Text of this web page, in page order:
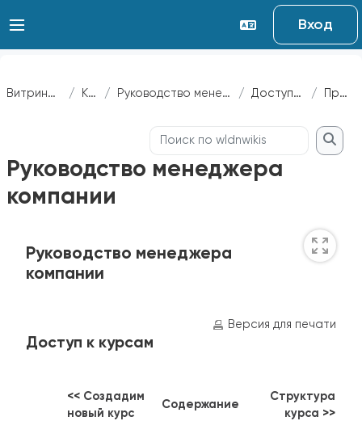
Вход
Витрина курсов Курсы Руководство менеджера компании Доступ к курсам Просмотр
Поиск по wldnwikis
Руководство менеджера
компании
Руководство менеджера
компании
Версия для печати
Доступ к курсам
<< Создадим
новый курс
Содержание
Структура
курса >>